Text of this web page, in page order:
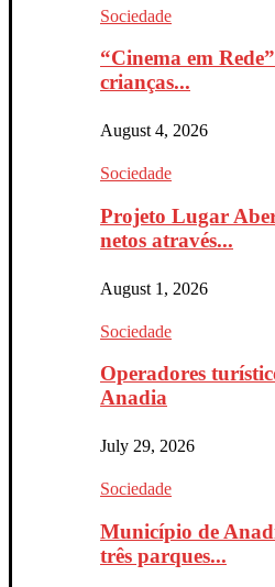
Sociedade
“Cinema em
crianças...
August 4, 2026
Sociedade
Projeto Lugar
netos através...
August 1, 2026
Sociedade
Operadores
Anadia
July 29, 2026
Sociedade
Município de
três parques...